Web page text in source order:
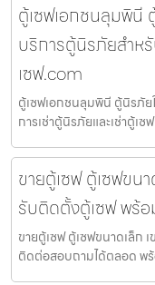
ตู้เซฟเอกชนลุมพินี
บริการตู้นิรภัยสำห
เซฟ.com
ตู้เซฟเอกชนลุมพินี ตู้นิรภัย
การเช่าตู้นิรภัยและเช่าตู้เ
ขายตู้เซฟ ตู้เซฟขน
รับติดตั้งตู้เซฟ พร้
ขายตู้เซฟ ตู้เซฟขนาดเล็ก
ติดต่อสอบถามได้ตลอด พร้